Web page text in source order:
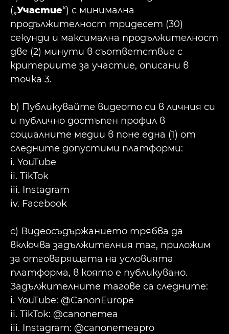
(„Участие“) с минимална
продължителност тридесет (30)
секунди и максимална продължителност
две (2) минути в съответствие с
критериите за участие, описани в
точка 3.
b) Публикувайте видеото си в личния си
и публично достъпен профил в
социалните медии в поне една (1) от
следните допустими платформи:
i. YouTube
ii. TikTok
iii. Instagram
iv. Facebook
c) Видеосъдържанието трябва да
включва задължителния таг, приложим
за отговарящата на условията
платформа, в която е публикувано.
Задължителните тагове са следните:
i. YouTube: @CanonEurope
ii. TikTok: @canonemea
iii. Instagram: @canonemeapro